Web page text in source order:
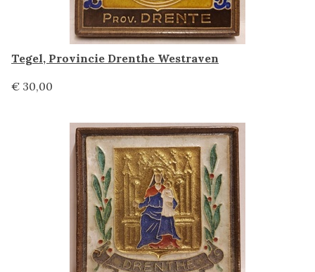
Tegel, Provincie Drenthe Westraven
€ 30,00